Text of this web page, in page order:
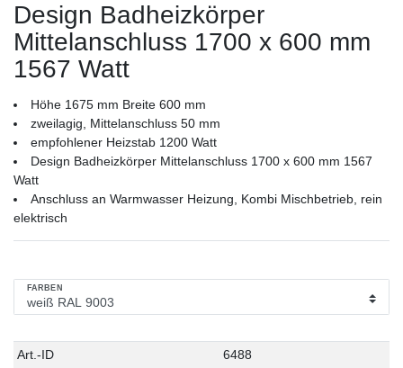
Design Badheizkörper
Mittelanschluss 1700 x 600 mm
1567 Watt
Höhe 1675 mm Breite 600 mm
zweilagig, Mittelanschluss 50 mm
empfohlener Heizstab 1200 Watt
Design Badheizkörper Mittelanschluss 1700 x 600 mm 1567
Watt
Anschluss an Warmwasser Heizung, Kombi Mischbetrieb, rein
elektrisch
FARBEN
Technisches
Wert
Art.-ID 6488